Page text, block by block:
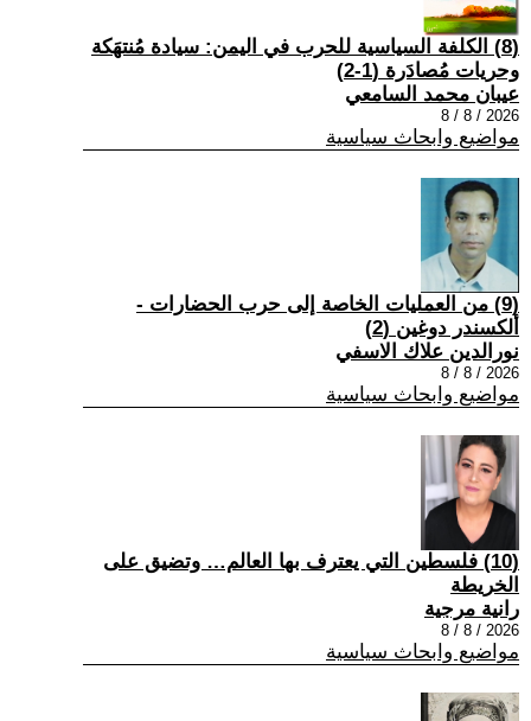
(8) الكلفة السياسية للحرب في اليمن: سيادة مُنتهَكة
وحريات مُصادَرة (1-2)
عيبان محمد السامعي
2026 / 8 / 8
مواضيع وابحاث سياسية
(9) من العمليات الخاصة إلى حرب الحضارات -
ألكسندر دوغين (2)
نورالدين علاك الاسفي
2026 / 8 / 8
مواضيع وابحاث سياسية
(10) فلسطين التي يعترف بها العالم… وتضيق على
الخريطة
رانية مرجية
2026 / 8 / 8
مواضيع وابحاث سياسية